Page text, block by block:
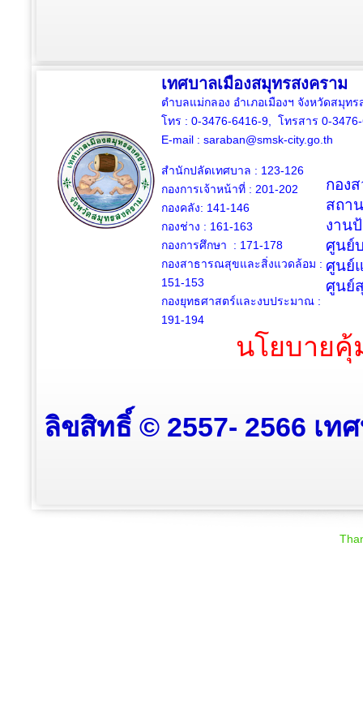
เทศบาลเมืองสมุทรสงคราม
ตำบลแม่กลอง อำเภอเมืองฯ จังหวัดสมุท
โทร : 0-3476-6416-9, โทรสาร 0-
E-mail : saraban@smsk-city.go.th
สำนักปลัดเทศบาล : 123-126
กองการเจ้าหน้าที่ : 201-202
กองคลัง: 141-146
กองช่าง : 161-163
กองการศึกษา : 171-178
กองสาธารณสุขและสิ่งแวดล้อม :
151-153
กองยุทธศาสตร์และงบประมาณ :
191-194
กอง
สถา
งาน
ศูนย์
ศูนย์
ศูนย์
นโยบาย
ลิขสิทธิ์ © 2557- 2566 เท